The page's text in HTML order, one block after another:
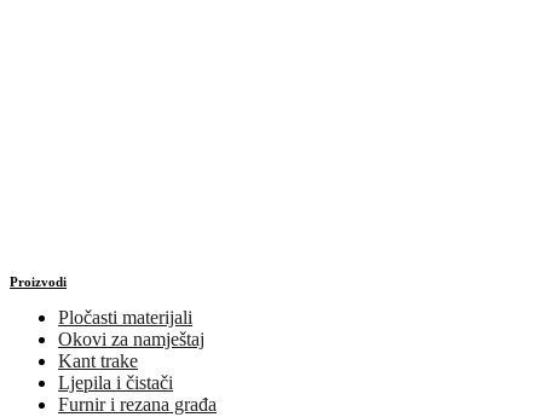
Proizvodi
Pločasti materijali
Okovi za namještaj
Kant trake
Ljepila i čistači
Furnir i rezana građa